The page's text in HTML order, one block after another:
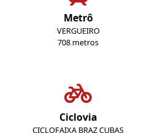
Metrô
VERGUEIRO
708 metros
Ciclovia
CICLOFAIXA BRAZ CUBAS